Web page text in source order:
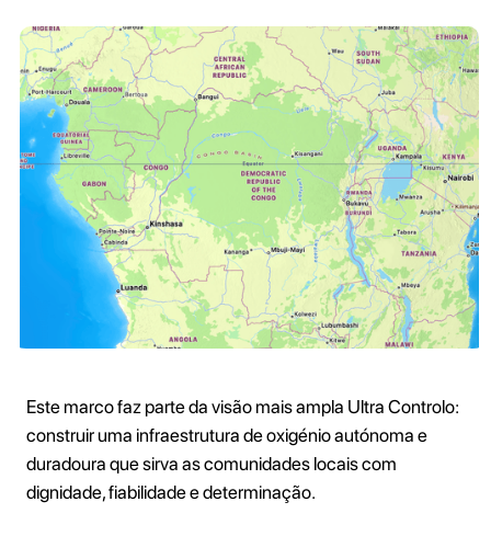
Este marco faz parte da visão mais ampla Ultra Controlo:
construir uma infraestrutura de oxigénio autónoma e
duradoura que sirva as comunidades locais com
dignidade, fiabilidade e determinação.